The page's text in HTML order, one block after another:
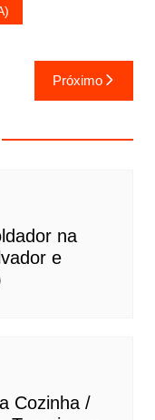
Próximo
na
e
Cozinha /